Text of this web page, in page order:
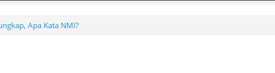
Apa Kata NMI?